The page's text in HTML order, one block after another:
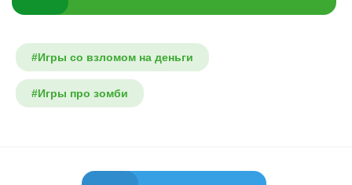
#Игры со взломом на деньги
#Игры про зомби